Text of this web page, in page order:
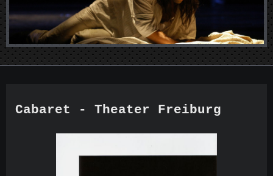
Cabaret - Theater Freiburg